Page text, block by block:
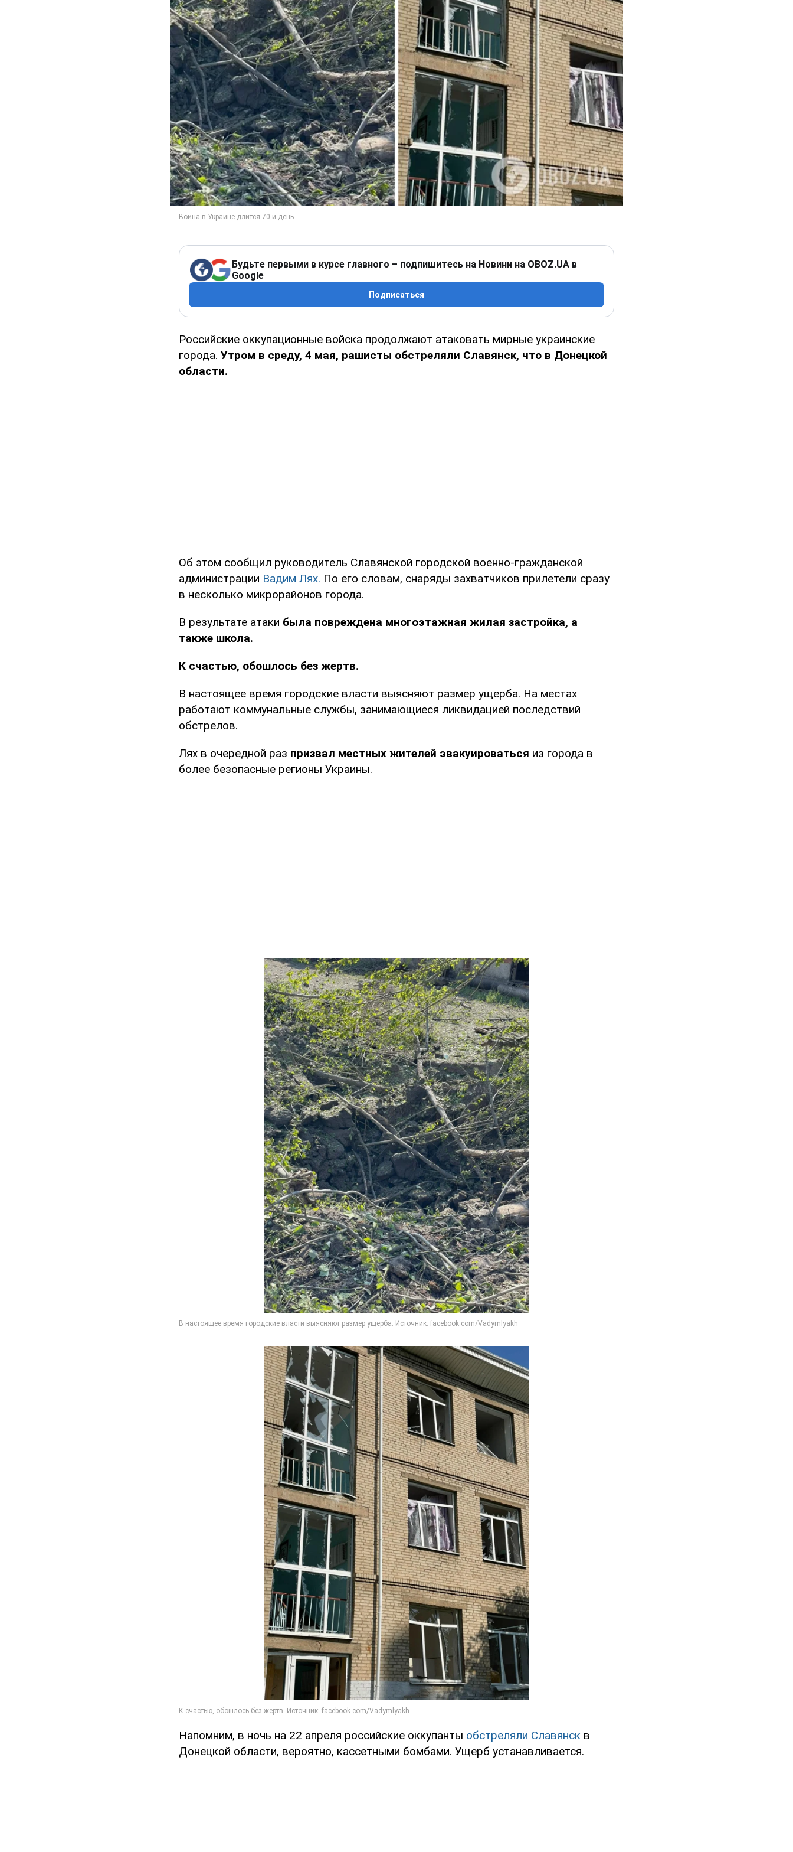
Будьте первыми в курсе главного – подпишитесь на Новини на OBOZ.UA в
Google
Подписаться
Российские оккупационные войска продолжают атаковать мирные украинские
города. Утром в среду, 4 мая, рашисты обстреляли Славянск, что в Донецкой
области.
Об этом сообщил руководитель Славянской городской военно-гражданской
администрации Вадим Лях. По его словам, снаряды захватчиков прилетели сразу
в несколько микрорайонов города.
В результате атаки была повреждена многоэтажная жилая застройка, а
также школа.
К счастью, обошлось без жертв.
В настоящее время городские власти выясняют размер ущерба. На местах
работают коммунальные службы, занимающиеся ликвидацией последствий
обстрелов.
Лях в очередной раз призвал местных жителей эвакуироваться из города в
более безопасные регионы Украины.
Напомним, в ночь на 22 апреля российские оккупанты обстреляли Славянск в
Донецкой области, вероятно, кассетными бомбами. Ущерб устанавливается.